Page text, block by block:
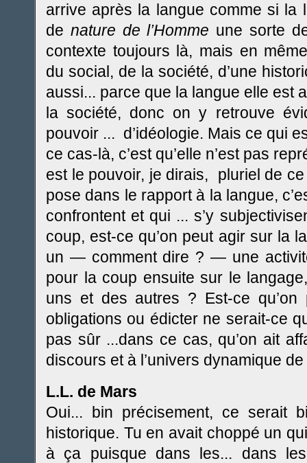
arrive après la langue comme si la
de nature de l’Homme une sorte
contexte toujours là, mais en
du social, de la société, d’une
aussi... parce que la langue elle est
la société, donc on y retrouve
pouvoir ... d’idéologie. Mais ce qui
ce cas-là, c’est qu’elle n’est pas
est le pouvoir, je dirais, pluriel de
pose dans le rapport à la langue,
confrontent et qui ... s’y
coup, est-ce qu’on peut agir sur la
un — comment dire ? — une
pour la coup ensuite sur le
uns et des autres ? Est-ce qu’on
obligations ou édicter ne serait-ce
pas sûr ...dans ce cas, qu’on ait
discours et à l’univers dynamique
L.L. de Mars
Oui... bin précisement, ce serait
historique. Tu en avait choppé un
à ça puisque dans les... dans